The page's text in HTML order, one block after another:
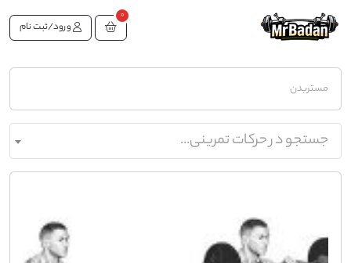
0
ورود/ثبت نام
مستربدن
جستجو در حرکات تمرینی...